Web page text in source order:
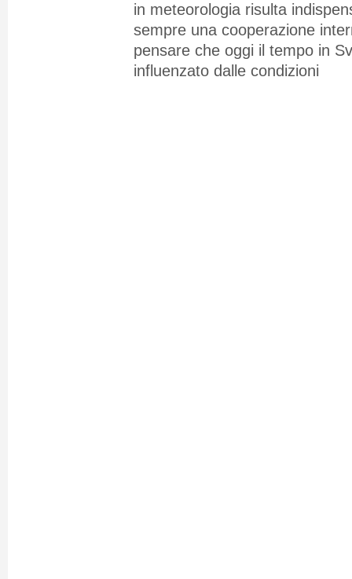
in meteorologia risulta
sempre una cooperazione
pensare che oggi il tempo in
influenzato dalle condizioni